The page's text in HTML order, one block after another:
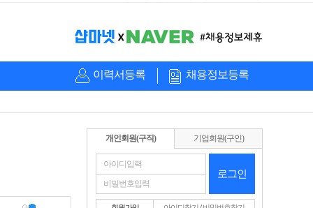
이력서등록 채용정보등록
개인회원(구직) 기업회원(구인)
로그인